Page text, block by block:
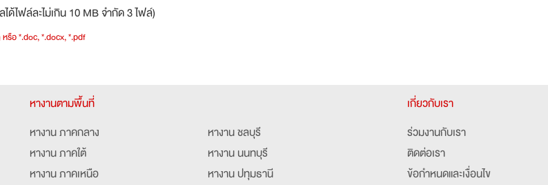
ด้ไฟล์ละไม่เกิน 10 MB จำกัด 3 ไฟล์)
หรือ *.doc, *.docx, *.pdf
หางานตามพื้นที่
หางาน ภาคกลาง
หางาน ภาคใต้
หางาน ภาคเหนือ
หางาน ชลบุรี
หางาน นนทบุรี
หางาน ปทุมธานี
เกี่ยวกับเรา
ร่วมงานกับเรา
ติดต่อเรา
ข้อกำหนดและเงื่อนไข